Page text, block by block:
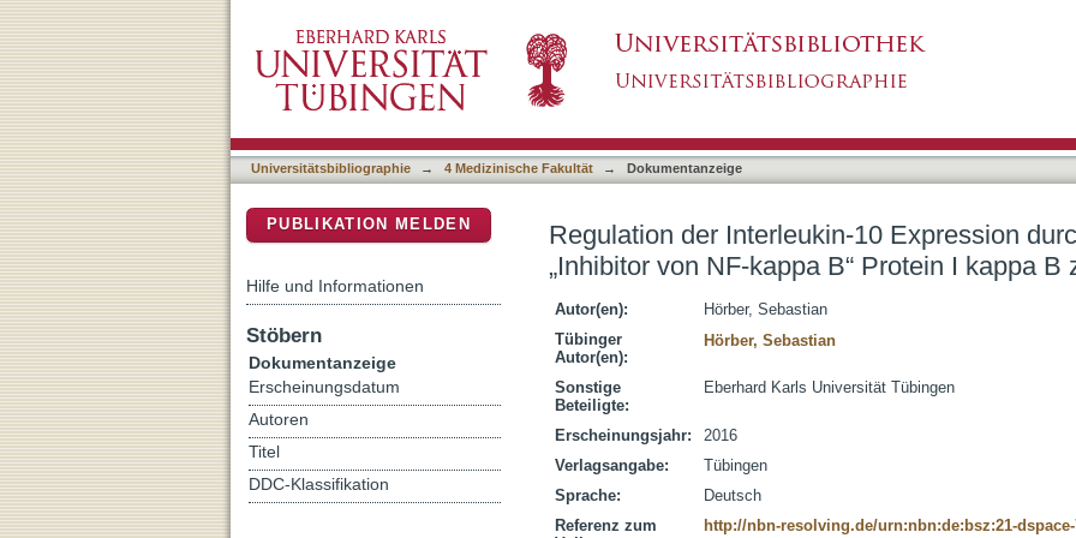
kappa B zeta
Universitätsbibliographie → 4 Medizinische Fakultät → Dokumentanzeige
Regulation der Interleukin-10 Expression
„Inhibitor von NF-kappa B“ Protein I kappa B
Autor(en):
Hörber, Sebastian
Tübinger
Autor(en):
Hörber, Sebastian
Sonstige
Beteiligte:
Eberhard Karls Universität Tübingen
Erscheinungsjahr:
2016
Verlagsangabe:
Tübingen
Sprache:
Deutsch
Referenz zum
http://nbn-resolving.de/urn:nbn:de:bsz:21-dspace-
PUBLIKATION MELDEN
Hilfe und Informationen
Stöbern
Dokumentanzeige
Erscheinungsdatum
Autoren
Titel
DDC-Klassifikation